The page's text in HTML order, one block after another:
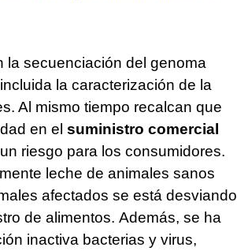
la secuenciación del genoma
la caracterización de la
Al mismo tiempo recalcan que
en el suministro comercial
riesgo para los consumidores.
leche de animales sanos
afectados se está desviando
de alimentos. Además, se ha
inactiva bacterias y virus,